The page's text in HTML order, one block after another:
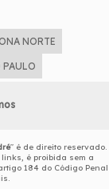
NORTE
PAULO
" é de direito reservado.
é proibida sem a
184 do Código Penal
.